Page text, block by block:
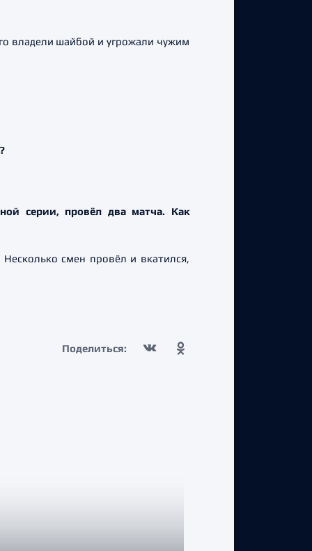
владели шайбой и угрожали чужим
серии, провёл два матча. Как
смен провёл и вкатился,
Поделиться: